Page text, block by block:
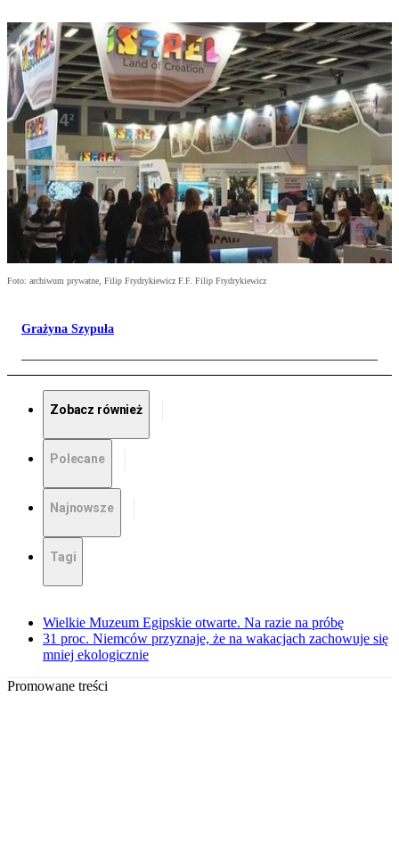
Foto: archiwum prywatne, Filip Frydrykiewicz F.F. Filip Frydrykiewicz
Grażyna Szypuła
Zobacz również
Polecane
Najnowsze
Tagi
Wielkie Muzeum Egipskie otwarte. Na razie na próbę
31 proc. Niemców przyznaje, że na wakacjach zachowuje się
mniej ekologicznie
Promowane treści